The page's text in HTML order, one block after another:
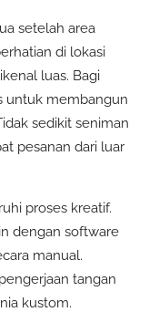
setelah area
di lokasi
luas. Bagi
untuk membangun
sedikit seniman
pesanan dari luar
proses kreatif.
dengan software
manual.
tangan
kustom.